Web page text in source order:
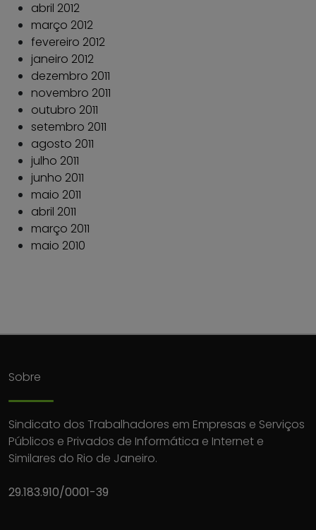
abril 2012
março 2012
fevereiro 2012
janeiro 2012
dezembro 2011
novembro 2011
outubro 2011
setembro 2011
agosto 2011
julho 2011
junho 2011
maio 2011
abril 2011
março 2011
maio 2010
Sobre
Sindicato dos Trabalhadores em Empresas e Serviços
Públicos e Privados de Informática e Internet e
Similares do Rio de Janeiro.
29.183.910/0001-39